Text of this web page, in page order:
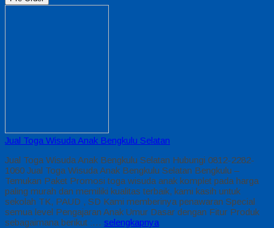
Jual Toga Wisuda Anak Bengkulu Selatan
Jual Toga Wisuda Anak Bengkulu Selatan Hubungi 0812-2282-
1060 Jual Toga Wisuda Anak Bengkulu Selatan Bengkulu –
Temukan Paket Promosi toga wisuda anak komplet pada harga
paling murah dan memiliki kualitas terbaik, kami kasih untuk
sekolah TK, PAUD , SD Kami memberinya penawaran Special
semua level Pengajaran Anak Umur Dasar dengan Fitur Produk
sebagaimana berikut :… selengkapnya